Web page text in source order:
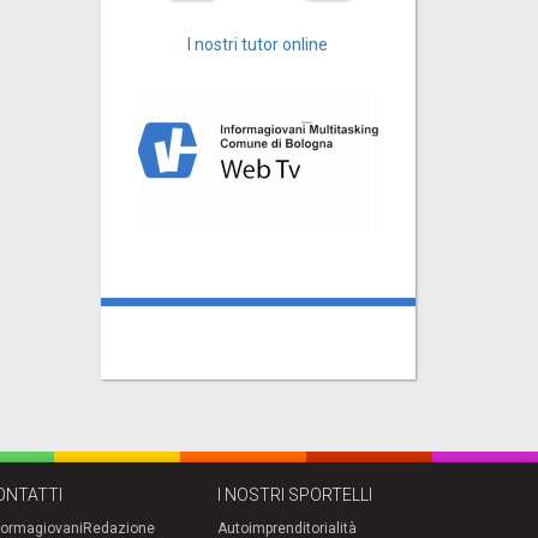
I nostri tutor online
Redazione
I NOSTRI SPORTELLI
Autoimprenditorialità